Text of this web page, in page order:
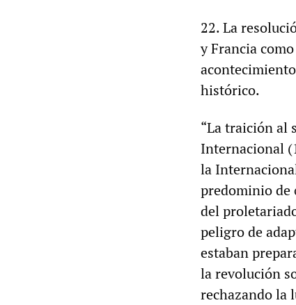
22. La
y Francia
histórico.
“La traición al
Internacional
la
predominio de
del
peligro de
estaban
la revolución
rechazando la